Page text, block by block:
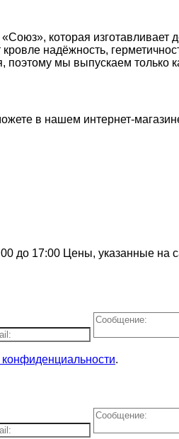
которая
надёжность,
мы выпускаем
в нашем интернет-
до 17:00 Цены, указанные на
конфиденциальности.